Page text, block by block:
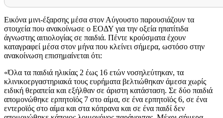
Εικόνα μινι-έξαρσης μέσα στον Αύγουστο παρουσιάζουν τα
στοιχεία που ανακοίνωσε ο ΕΟΔΥ για την οξεία ηπατίτιδα
άγνωστης αιτιολογίας σε παιδιά. Πέντε κρούσματα έχουν
καταγραφεί μέσα στον μήνα που κλείνει σήμερα, ωστόσο στην
ανακοίνωση επισημαίνεται ότι:
«Όλα τα παιδιά ηλικίας 2 έως 16 ετών νοσηλεύτηκαν, τα
κλινικοεργαστηριακά τους ευρήματα βελτιώθηκαν άμεσα χωρίς
ειδική θεραπεία και εξήλθαν σε άριστη κατάσταση. Σε δύο παιδιά
απομονώθηκε ερπητοϊός 7 στο αίμα, σε ένα ερπητοϊός 6, σε ένα
εντεροϊός στο αίμα και στα κόπρανα και σε ένα παιδί δεν